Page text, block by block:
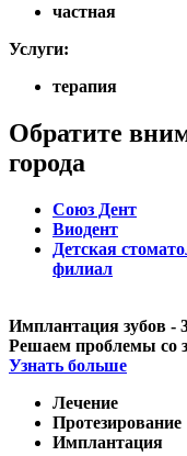
частная
Услуги:
терапия
Обратите
города
Союз Дент
Виодент
Детская
филиал
Имплантация зубов -
Решаем проблемы со
Узнать больше
Лечение
Протезирование
Имплантация